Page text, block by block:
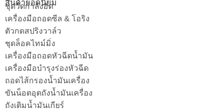
สินค้ายอดนิยม
ชุดวัดกำลังอัด
เครื่องมือถอดซีล & โอริง
ตัวกดสปริงวาล์ว
ชุดล็อคไทม์มิ่ง
เครื่องมือถอดหัวฉีดน้ำมัน
เครื่องมือบำรุงร่องหัวฉีด
ถอดไส้กรองน้ำมันเครื่อง
ขันน็อตอุตถังน้ำมันเครื่อง
ถังเติมน้ำมันเกียร์